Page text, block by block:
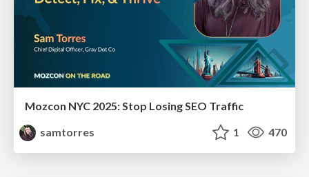
Mozcon NYC 2025: Stop Losing SEO Traffic
samtorres
1 470